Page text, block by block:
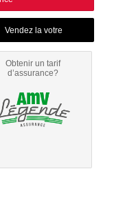
Obtenir un tarif
d’assurance?